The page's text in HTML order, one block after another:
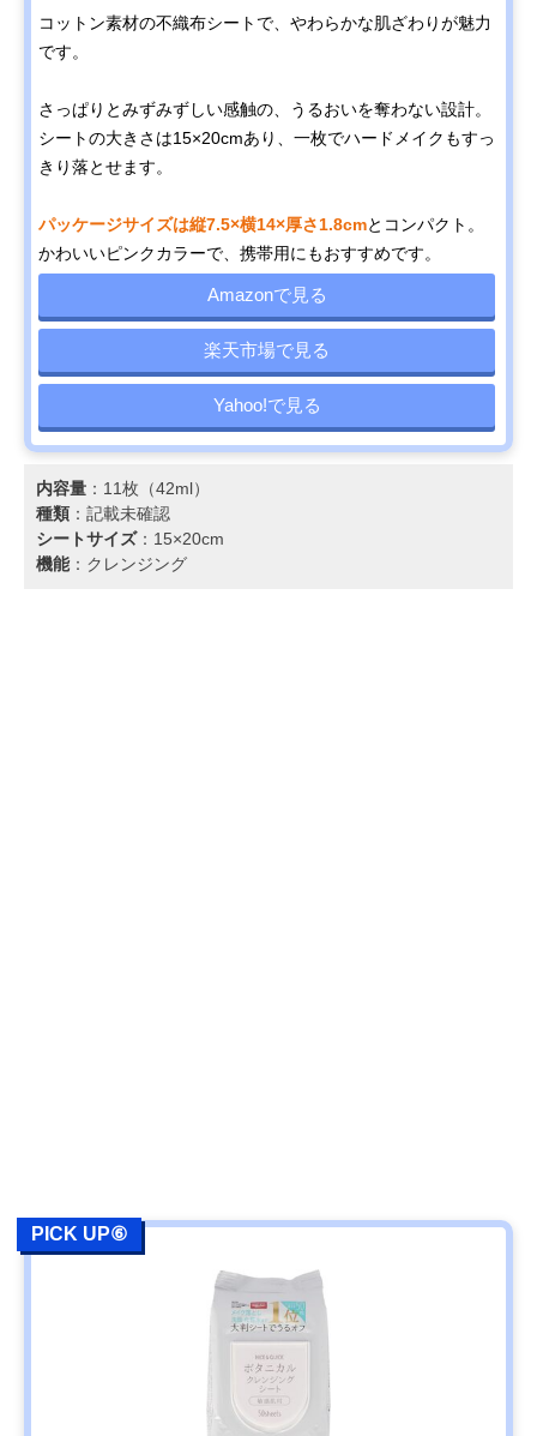
コットン素材の不織布シートで、やわらかな肌ざわりが魅力
です。
さっぱりとみずみずしい感触の、うるおいを奪わない設計。
シートの大きさは15×20cmあり、一枚でハードメイクもすっ
きり落とせます。
パッケージサイズは縦7.5×横14×厚さ1.8cmとコンパクト。
かわいいピンクカラーで、携帯用にもおすすめです。
Amazonで見る
楽天市場で見る
Yahoo!で見る
内容量 ：11枚（42ml）
種類 ：記載未確認
シートサイズ：15×20cm
機能：クレンジング
PICK UP⑥